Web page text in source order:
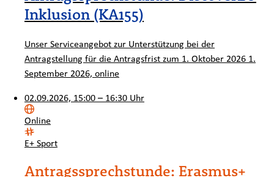
Inklusion (KA155)
Unser Serviceangebot zur Unterstützung bei der
Antragstellung für die Antragsfrist zum 1. Oktober 2026 1.
September 2026, online
02.09.2026, 15:00 – 16:30 Uhr
Ort:
Online
Kategorie:
E+ Sport
Antragssprechstunde: Erasmus+